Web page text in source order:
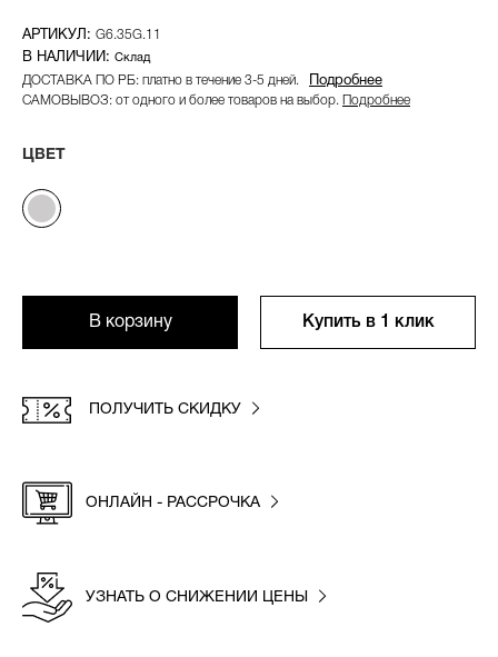
G6.35G.11
Склад
ДОСТАВКА ПО РБ: платно в течение 3-5 дней. Подробнее
САМОВЫВОЗ: от одного и более товаров на выбор. Подробнее
ЦВЕТ
В корзину Купить в 1 клик
ПОЛУЧИТЬ СКИДКУ
ОНЛАЙН - РАССРОЧКА
УЗНАТЬ О СНИЖЕНИИ ЦЕНЫ